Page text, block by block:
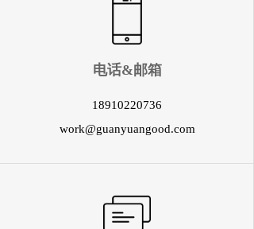
18910220736
work@guanyuangood.com
电话&邮箱